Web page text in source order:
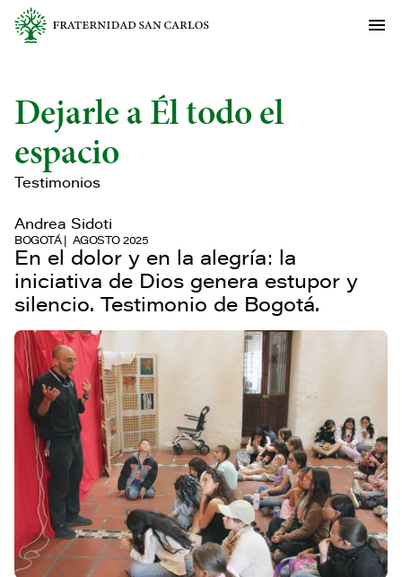
Dejarle a Él todo el
espacio
Testimonios
Andrea Sidoti
BOGOTÁ AGOSTO 2025
En el dolor y en la alegría: la
iniciativa de Dios genera estupor y
silencio. Testimonio de Bogotá.